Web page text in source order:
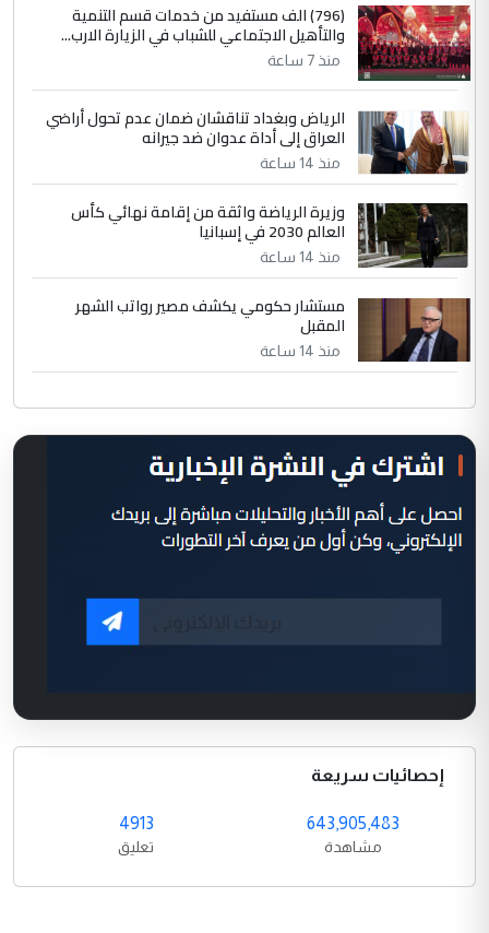
(796) الف مستفيد من خدمات قسم التنمية
والتأهيل الاجتماعي للشباب في الزيارة الارب...
منذ 7 ساعة
الرياض وبغداد تناقشان ضمان عدم تحول أراضي
العراق إلى أداة عدوان ضد جيرانه
منذ 14 ساعة
وزيرة الرياضة واثقة من إقامة نهائي كأس
العالم 2030 في إسبانيا
منذ 14 ساعة
مستشار حكومي يكشف مصير رواتب الشهر
المقبل
منذ 14 ساعة
إحصائيات سريعة
643,905,483
مشاهدة
4913
تعليق